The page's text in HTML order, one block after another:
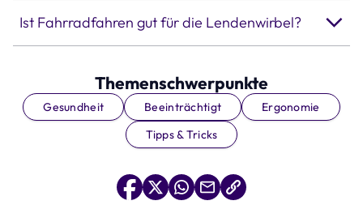
Ist Fahrradfahren gut für die Lendenwirbel?
Themenschwerpunkte
Gesundheit Beeinträchtigt
Ergonomie
Tipps & Tricks